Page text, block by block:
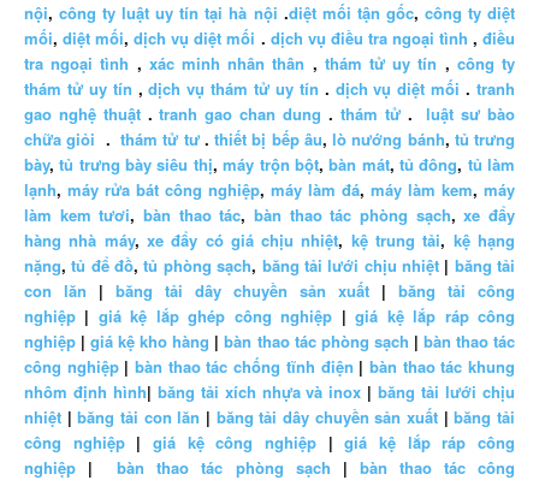
nội,công ty luật uy tín tại hà nội .diệt mối tận gốc, công ty diệt
mối,diệt mối,dịch vụ diệt mối . dịch vụ điều tra ngoại tình ,điều
tra ngoại tình , xác minh nhân thân , thám tử uy tín , công ty
thám tử uy tín ,dịch vụ thám tử uy tín . dịch vụ diệt mối .tranh
gao nghệ thuật.tranh gao chan dung . thám tử.luật sư bào
chữa giỏi .thám tử tư.thiết bị bếp âu,lò nướng bánh, tủ trưng
bày,tủ trưng bày siêu thị,máy trộn bột,bàn mát, tủ đông, tủ làm
lạnh, máy rửa bát công nghiệp, máy làm đá, máy làm kem, máy
làm kem tươi,bàn thao tác,bàn thao tác phòng sạch,xe đẩy
hàng nhà máy, xe đẩy có giá chịu nhiệt, kệ trung tải, kệ hạng
nặng,tủ để đồ,tủ phòng sạch, băng tải lưới chịu nhiệt| băng tải
con lăn | băng tải dây chuyền sản xuất | băng tải công
nghiệp | giá kệ lắp ghép công nghiệp |giá kệ lắp ráp công
nghiệp |giá kệ kho hàng |bàn thao tác phòng sạch | bàn thao tác
công nghiệp|bàn thao tác chống tĩnh điện | bàn thao tác khung
nhôm định hình| băng tải xích nhựa và inox |băng tải lưới chịu
nhiệt |băng tải con lăn | băng tải dây chuyền sản xuất |băng tải
công nghiệp|giá kệ công nghiệp |giá kệ lắp ráp công
nghiệp |bàn thao tác phòng sạch | bàn thao tác công